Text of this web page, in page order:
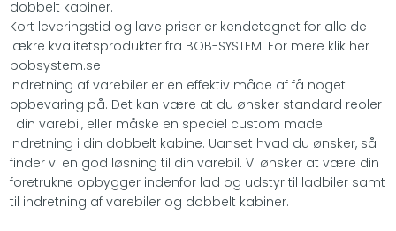
dobbelt kabiner.
Kort leveringstid og lave priser er kendetegnet for alle de
lækre kvalitetsprodukter fra BOB-SYSTEM​. For mere klik her ​​
bobsystem.se​
Indretning af varebiler er en effektiv måde af få noget
opbevaring på. Det kan være at du ønsker standard reoler
i din varebil, eller måske en speciel custom made
indretning i din dobbelt kabine. Uanset hvad du ønsker, så
finder vi en god løsning til din varebil. Vi ønsker at være din
foretrukne opbygger indenfor lad og udstyr til ladbiler samt
til indretning af varebiler og dobbelt kabiner.